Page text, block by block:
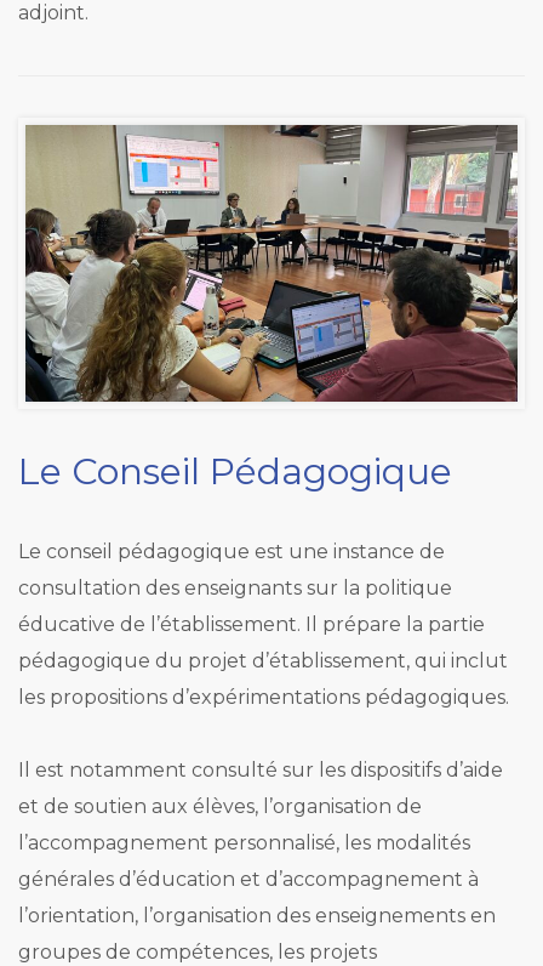
adjoint.
Le Conseil Pédagogique
Le conseil pédagogique est une instance de
consultation des enseignants sur la politique
éducative de l’établissement. Il prépare la partie
pédagogique du projet d’établissement, qui inclut
les propositions d’expérimentations pédagogiques.
Il est notamment consulté sur les dispositifs d’aide
et de soutien aux élèves, l’organisation de
l’accompagnement personnalisé, les modalités
générales d’éducation et d’accompagnement à
l’orientation, l’organisation des enseignements en
groupes de compétences, les projets